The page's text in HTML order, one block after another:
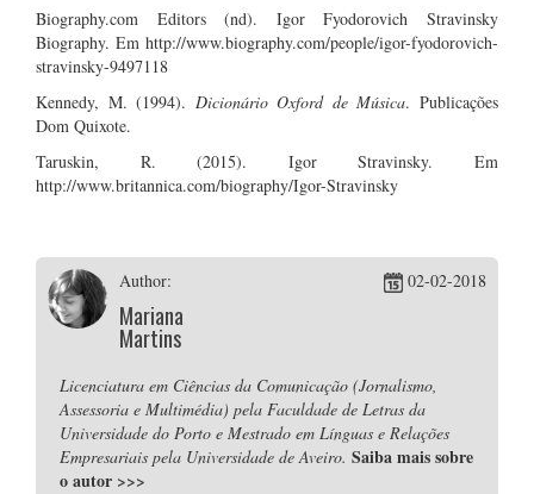
Biography.com Editors (nd). Igor Fyodorovich Stravinsky
Biography. Em http://www.biography.com/people/igor-fyodorovich-
stravinsky-9497118
Kennedy, M. (1994). Dicionário Oxford de Música. Publicações
Dom Quixote.
Taruskin, R. (2015). Igor Stravinsky. Em
http://www.britannica.com/biography/Igor-Stravinsky
Author:
Mariana
Martins
02-02-2018
Licenciatura em Ciências da Comunicação (Jornalismo,
Assessoria e Multimédia) pela Faculdade de Letras da
Universidade do Porto e Mestrado em Línguas e Relações
Empresariais pela Universidade de Aveiro. Saiba mais sobre
o autor >>>